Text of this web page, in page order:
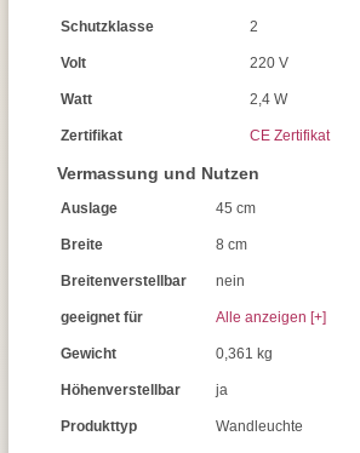
Schutzklasse 2
Volt 220 V
Watt 2,4 W
Zertifikat CE Zertifikat
Vermassung und Nutzen
Auslage 45 cm
Breite 8 cm
Breitenverstellbar nein
geeignet für Alle anzeigen [+]
Gewicht 0,361 kg
Höhenverstellbar ja
Produkttyp Wandleuchte